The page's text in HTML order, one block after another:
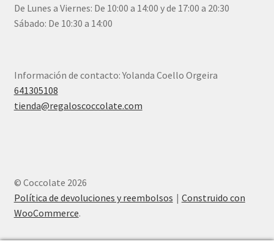
De Lunes a Viernes: De 10:00 a 14:00 y de 17:00 a 20:30
Sábado: De 10:30 a 14:00
Información de contacto: Yolanda Coello Orgeira
641305108
tienda@regaloscoccolate.com
© Coccolate 2026
Política de devoluciones y reembolsos
Construido con
WooCommerce.